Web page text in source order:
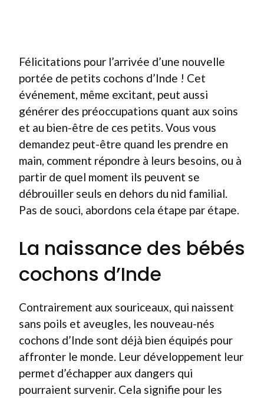
Félicitations pour l’arrivée d’une nouvelle
portée de petits cochons d’Inde ! Cet
événement, même excitant, peut aussi
générer des préoccupations quant aux soins
et au bien-être de ces petits. Vous vous
demandez peut-être quand les prendre en
main, comment répondre à leurs besoins, ou à
partir de quel moment ils peuvent se
débrouiller seuls en dehors du nid familial.
Pas de souci, abordons cela étape par étape.
La naissance des bébés
cochons d’Inde
Contrairement aux souriceaux, qui naissent
sans poils et aveugles, les nouveau-nés
cochons d’Inde sont déjà bien équipés pour
affronter le monde. Leur développement leur
permet d’échapper aux dangers qui
pourraient survenir. Cela signifie pour les